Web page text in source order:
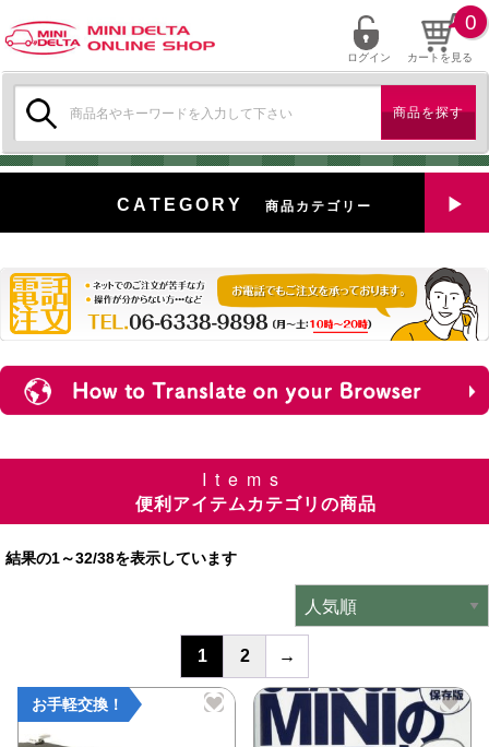
ログイン カートを見る
0
索:
CATEGORY 商品カテゴリー
特選中古車
対象商品
新入荷
ミニデルタ特選パーツ
ミニデルタオリジナルパーツ
インテリア
＋
＋
エンジン
Items
便利アイテムカテゴリの商品
結果の1～32/38を表示しています
1 2 →
お手軽交換！